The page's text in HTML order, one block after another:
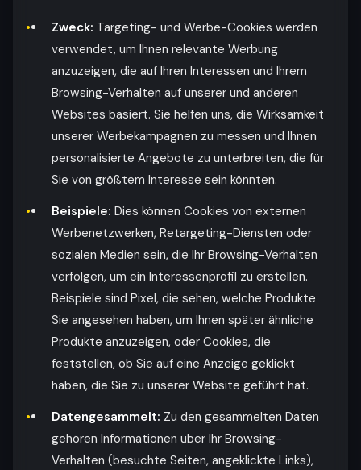
Zweck: Targeting- und Werbe-Cookies werden
verwendet, um Ihnen relevante Werbung
anzuzeigen, die auf Ihren Interessen und Ihrem
Browsing-Verhalten auf unserer und anderen
Websites basiert. Sie helfen uns, die Wirksamkeit
unserer Werbekampagnen zu messen und Ihnen
personalisierte Angebote zu unterbreiten, die für
Sie von größtem Interesse sein könnten.
Beispiele: Dies können Cookies von externen
Werbenetzwerken, Retargeting-Diensten oder
sozialen Medien sein, die Ihr Browsing-Verhalten
verfolgen, um ein Interessenprofil zu erstellen.
Beispiele sind Pixel, die sehen, welche Produkte
Sie angesehen haben, um Ihnen später ähnliche
Produkte anzuzeigen, oder Cookies, die
feststellen, ob Sie auf eine Anzeige geklickt
haben, die Sie zu unserer Website geführt hat.
Datengesammelt: Zu den gesammelten Daten
gehören Informationen über Ihr Browsing-
Verhalten (besuchte Seiten, angeklickte Links),